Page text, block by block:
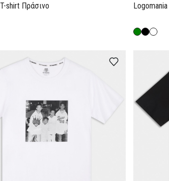
shirt Πράσινο